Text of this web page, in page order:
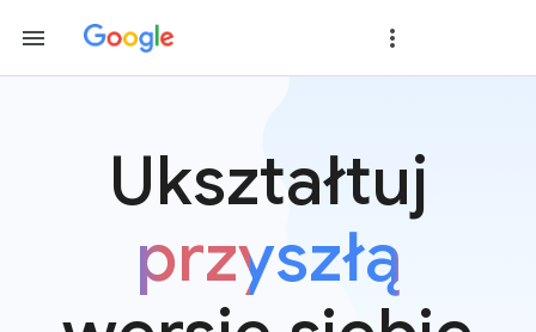
Ukształtuj
przyszłą